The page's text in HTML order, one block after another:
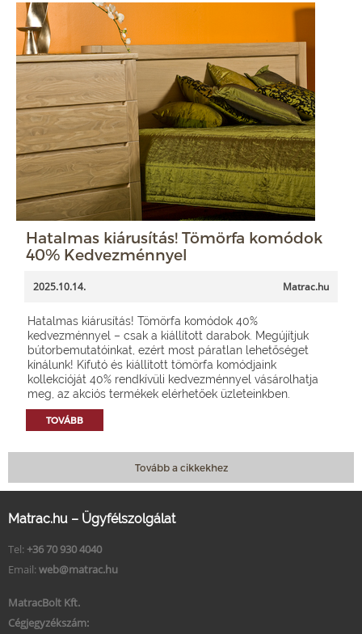
Hatalmas kiárusítás! Tömörfa komódok
40% Kedvezménnyel
2025.10.14. Matrac.hu
Hatalmas kiárusítás! Tömörfa komódok 40%
kedvezménnyel – csak a kiállított darabok. Megújítjuk
bútorbemutatóinkat, ezért most páratlan lehetőséget
kínálunk! Kifutó és kiállított tömörfa komódjaink
kollekcióját 40% rendkívüli kedvezménnyel vásárolhatja
meg, az akciós termékek elérhetőek üzleteinkben.
TOVÁBB
Tovább a cikkekhez
Matrac.hu – Ügyfélszolgálat
Tel: +36 70 930 4040
Email: web@matrac.hu
MatracBolt Kft.
Cégjegyzékszám: